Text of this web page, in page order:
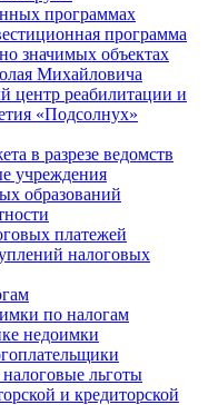
программах
программа
значимых объектах
Михайловича
центр реабилитации и
«Подсолнух»
в разрезе ведомств
учреждения
образований
платежей
налоговых
по налогам
недоимки
льготы
и кредиторской